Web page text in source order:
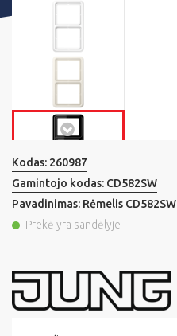
Kodas: 260987
Gamintojo kodas: CD582SW
Pavadinimas: Rėmelis CD582SW
Prekė yra sandėlyje